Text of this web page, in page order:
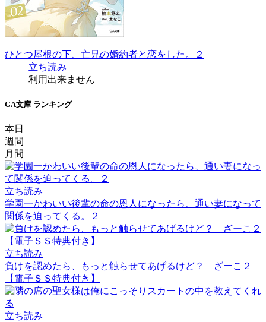
ひとつ屋根の下、亡兄の婚約者と恋をした。２
立ち読み
利用出来ません
GA文庫 ランキング
本日
週間
月間
立ち読み
学園一かわいい後輩の命の恩人になったら、通い妻になって
関係を迫ってくる。２
立ち読み
負けを認めたら、もっと触らせてあげるけど？ ざーこ２
【電子ＳＳ特典付き】
立ち読み